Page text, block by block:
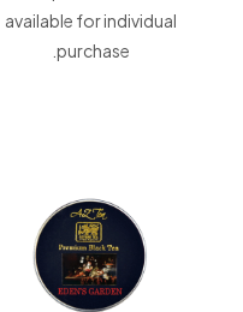
available for individual
purchase.